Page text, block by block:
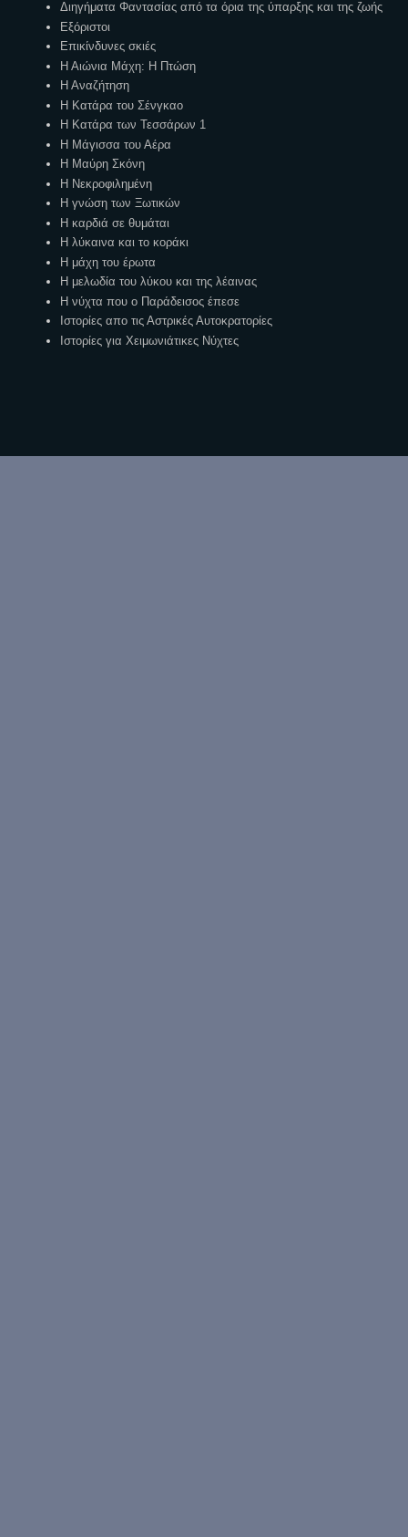
Διηγήματα Φαντασίας από τα όρια της ύπαρξης και της ζωής
Εξόριστοι
Επικίνδυνες σκιές
Η Αιώνια Μάχη: Η Πτώση
Η Αναζήτηση
Η Κατάρα του Σένγκαο
Η Κατάρα των Τεσσάρων 1
Η Μάγισσα του Αέρα
Η Μαύρη Σκόνη
Η Νεκροφιλημένη
Η γνώση των Ξωτικών
Η καρδιά σε θυμάται
Η λύκαινα και το κοράκι
Η μάχη του έρωτα
Η μελωδία του λύκου και της λέαινας
Η νύχτα που ο Παράδεισος έπεσε
Ιστορίες απο τις Αστρικές Αυτοκρατορίες
Ιστορίες για Χειμωνιάτικες Νύχτες